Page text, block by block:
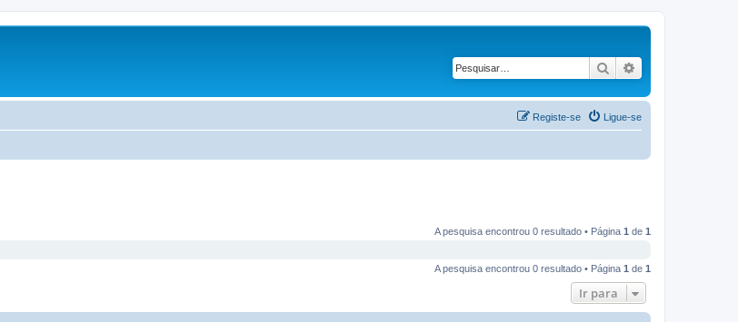
Pesquisar
Ligue-se
Registe-se
A pesquisa encontrou 0 resultado • Página 1 de 1
A pesquisa encontrou 0 resultado • Página 1 de 1
Ir para